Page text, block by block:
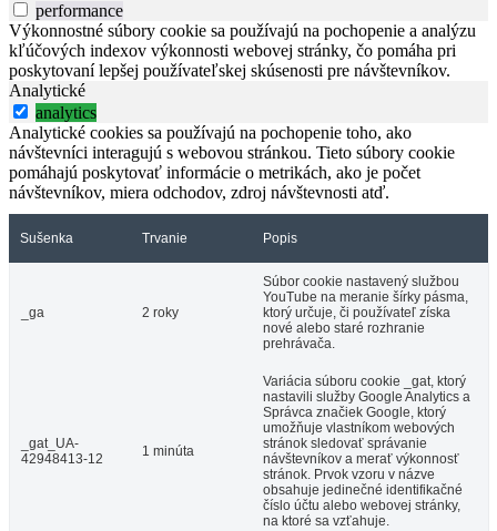
performance
Výkonnostné súbory cookie sa používajú na pochopenie a analýzu
kľúčových indexov výkonnosti webovej stránky, čo pomáha pri
poskytovaní lepšej používateľskej skúsenosti pre návštevníkov.
Analytické
analytics
Analytické cookies sa používajú na pochopenie toho, ako
návštevníci interagujú s webovou stránkou. Tieto súbory cookie
pomáhajú poskytovať informácie o metrikách, ako je počet
návštevníkov, miera odchodov, zdroj návštevnosti atď.
Sušenka Trvanie Popis
_ga 2 roky
Súbor cookie nastavený službou
YouTube na meranie šírky pásma,
ktorý určuje, či používateľ získa
nové alebo staré rozhranie
prehrávača.
_gat_UA-
42948413-12
1 minúta
Variácia súboru cookie _gat, ktorý
nastavili služby Google Analytics a
Správca značiek Google, ktorý
umožňuje vlastníkom webových
stránok sledovať správanie
návštevníkov a merať výkonnosť
stránok. Prvok vzoru v názve
obsahuje jedinečné identifikačné
číslo účtu alebo webovej stránky,
na ktoré sa vzťahuje.